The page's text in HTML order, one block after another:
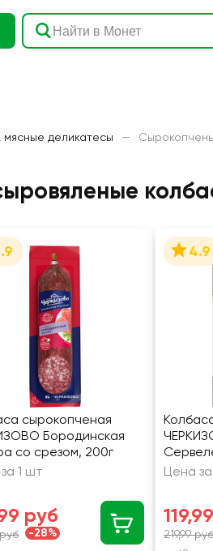
мясные деликатесы —
сырокопченая
Бородинская
со срезом, 200г
1 шт
руб
-28%
4.9
Цена
219,99 руб